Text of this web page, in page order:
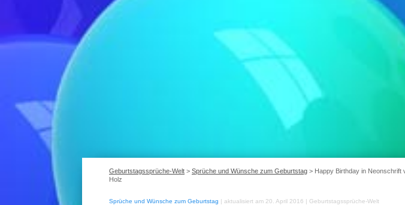
Geburtstagssprüche-Welt > Sprüche und Wünsche zum Geburtstag > Happy Birthday in Neonschrift
Holz
Sprüche und Wünsche zum Geburtstag | aktualisiert am 20. April 2016 | Geburtstagssprüche-Welt